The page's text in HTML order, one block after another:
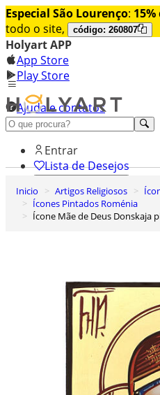
Especial São Lourenço: 15%
todo o site,
código: 260807
Holyart APP
App Store
Play Store
Ajuda e contatos
Conheça premium
Entrar
Lista de Desejos
0
Carrinho de Compras
Inicio Artigos Religiosos
Ícones Pintados Roménia
Ícone Mãe de Deus Donskaja